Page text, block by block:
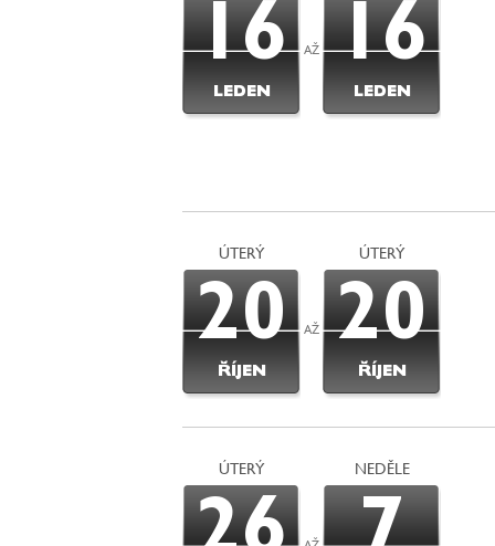
16
LEDEN
AŽ 16
LEDEN
ÚTERÝ
20
ŘÍJEN
AŽ
ÚTERÝ
20
ŘÍJEN
ÚTERÝ NEDĚLE